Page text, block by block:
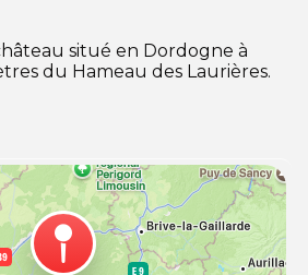
situé en Dordogne à
du Hameau des Laurières.